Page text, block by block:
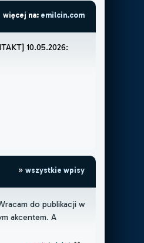
więcej na: emilcin.com
10.05.2026:
wszystkie wpisy
do publikacji w
akcentem. A